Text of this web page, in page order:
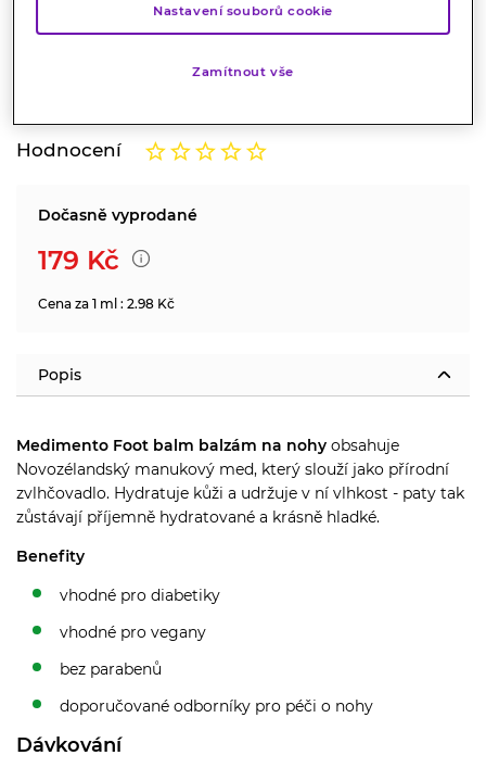
Hodnocení
Dočasně vyprodané
179 Kč
Cena za 1 ml : 2.98 Kč
Popis
Medimento Foot balm balzám na nohy obsahuje
Novozélandský manukový med, který slouží jako přírodní
zvlhčovadlo. Hydratuje kůži a udržuje v ní vlhkost - paty tak
zůstávají příjemně hydratované a krásně hladké.
Benefity
vhodné pro diabetiky
vhodné pro vegany
bez parabenů
doporučované odborníky pro péči o nohy
Dávkování
Nastavení souborů cookie
Zamítnout vše